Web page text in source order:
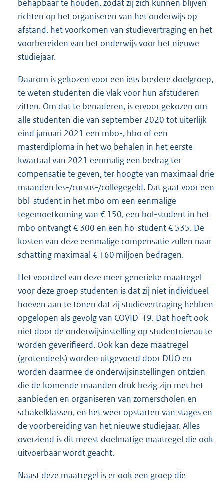
behapbaar te houden, zodat zij zich kunnen blijven
richten op het organiseren van het onderwijs op
afstand, het voorkomen van studievertraging en het
voorbereiden van het onderwijs voor het nieuwe
studiejaar.
Daarom is gekozen voor een iets bredere doelgroep,
te weten studenten die vlak voor hun afstuderen
zitten. Om dat te benaderen, is ervoor gekozen om
alle studenten die van september 2020 tot uiterlijk
eind januari 2021 een mbo-, hbo of een
masterdiploma in het wo behalen in het eerste
kwartaal van 2021 eenmalig een bedrag ter
compensatie te geven, ter hoogte van maximaal drie
maanden les-/cursus-/collegegeld. Dat gaat voor een
bbl-student in het mbo om een eenmalige
tegemoetkoming van € 150, een bol-student in het
mbo ontvangt € 300 en een ho-student € 535. De
kosten van deze eenmalige compensatie zullen naar
schatting maximaal € 160 miljoen bedragen.
Het voordeel van deze meer generieke maatregel
voor deze groep studenten is dat zij niet individueel
hoeven aan te tonen dat zij studievertraging hebben
opgelopen als gevolg van COVID-19. Dat hoeft ook
niet door de onderwijsinstelling op studentniveau te
worden geverifieerd. Ook kan deze maatregel
(grotendeels) worden uitgevoerd door DUO en
worden daarmee de onderwijsinstellingen ontzien
die de komende maanden druk bezig zijn met het
aanbieden en organiseren van zomerscholen en
schakelklassen, en het weer opstarten van stages en
de voorbereiding van het nieuwe studiejaar. Alles
overziend is dit meest doelmatige maatregel die ook
uitvoerbaar wordt geacht.
Naast deze maatregel is er ook een groep die